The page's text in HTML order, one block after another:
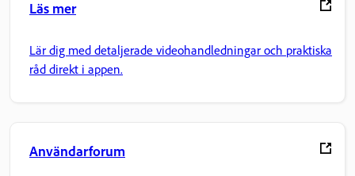
Läs mer
Lär dig med detaljerade videohandledningar och praktiska
råd direkt i appen.
Användarforum